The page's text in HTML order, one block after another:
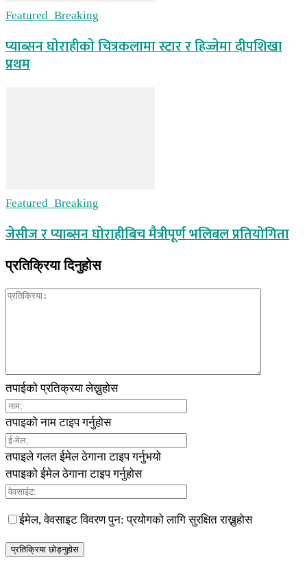
Featured_Breaking
प्याब्सन घाेराहीकाे चित्रकलामा स्टार र हिज्जेमा दीपशिखा
प्रथम
Featured_Breaking
जेसीज र प्याब्सन घाेराहीबिच मैत्रीपूर्ण भलिबल प्रतियोगिता
प्रतिक्रिया दिनुहोस
तपाईको प्रतिक्रया लेख्नुहोस
तपाइको नाम टाइप गर्नुहोस
तपाइले गलत ईमेल ठेगाना टाइप गर्नुभयो
तपाइको ईमेल ठेगाना टाइप गर्नुहोस
ईमेल, वेवसाइट विवरण पुन: प्रयोगको लागि सुरक्षित राख्नुहोस